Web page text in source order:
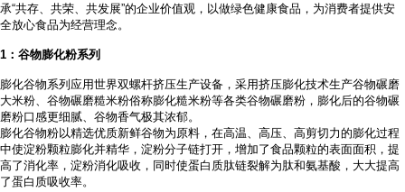
承“共存、共荣、共发展”的企业价值观，以做绿色健康食品，为消费者提供安
全放心食品为经营理念。
1 ：谷物膨化粉系列
膨化谷物系列应用世界双螺杆挤压生产设备，采用挤压膨化技术生产谷物碾磨
大米粉、谷物碾磨糙米粉俗称膨化糙米粉等各类谷物碾磨粉，膨化后的谷物碾
磨粉口感更细腻、谷物香气极其浓郁。
膨化谷物粉以精选优质新鲜谷物为原料，在高温、高压、高剪切力的膨化过程
中使淀粉颗粒膨化并精华，淀粉分子链打开，增加了食品颗粒的表面面积，提
高了消化率，淀粉消化吸收，同时使蛋白质肽链裂解为肽和氨基酸，大大提高
了蛋白质吸收率。